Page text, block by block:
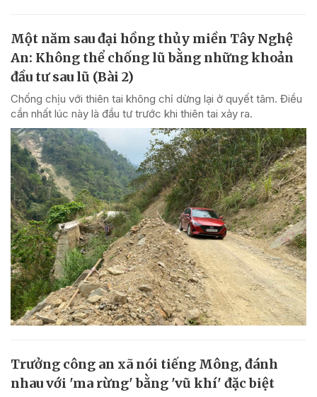
Một năm sau đại hồng thủy miền Tây Nghệ
An: Không thể chống lũ bằng những khoản
đầu tư sau lũ (Bài 2)
Chống chịu với thiên tai không chỉ dừng lại ở quyết tâm. Điều
cần nhất lúc này là đầu tư trước khi thiên tai xảy ra.
Trưởng công an xã nói tiếng Mông, đánh
nhau với 'ma rừng' bằng 'vũ khí' đặc biệt